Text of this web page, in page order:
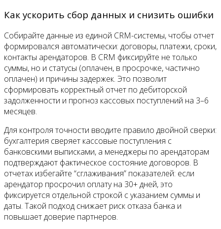
Как ускорить сбор данных и снизить ошибки
Собирайте данные из единой CRM-системы, чтобы отчет
формировался автоматически: договоры, платежи, сроки,
контакты арендаторов. В CRM фиксируйте не только
суммы, но и статусы (оплачен, в просрочке, частично
оплачен) и причины задержек. Это позволит
сформировать корректный отчет по дебиторской
задолженности и прогноз кассовых поступлений на 3–6
месяцев.
Для контроля точности вводите правило двойной сверки:
бухгалтерия сверяет кассовые поступления с
банковскими выписками, а менеджеры по арендаторам
подтверждают фактическое состояние договоров. В
отчетах избегайте “сглаживания” показателей: если
арендатор просрочил оплату на 30+ дней, это
фиксируется отдельной строкой с указанием суммы и
даты. Такой подход снижает риск отказа банка и
повышает доверие партнеров.